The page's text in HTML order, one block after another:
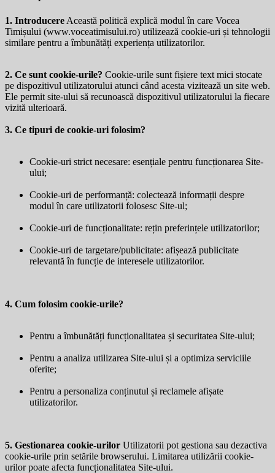
1. Introducere Această politică explică modul în care Vocea
Timișului (www.voceatimisului.ro) utilizează cookie-uri și tehnologii
similare pentru a îmbunătăți experiența utilizatorilor.
2. Ce sunt cookie-urile? Cookie-urile sunt fișiere text mici stocate
pe dispozitivul utilizatorului atunci când acesta vizitează un site web.
Ele permit site-ului să recunoască dispozitivul utilizatorului la fiecare
vizită ulterioară.
3. Ce tipuri de cookie-uri folosim?
Cookie-uri strict necesare: esențiale pentru funcționarea Site-
ului;
Cookie-uri de performanță: colectează informații despre
modul în care utilizatorii folosesc Site-ul;
Cookie-uri de funcționalitate: rețin preferințele utilizatorilor;
Cookie-uri de targetare/publicitate: afișează publicitate
relevantă în funcție de interesele utilizatorilor.
4. Cum folosim cookie-urile?
Pentru a îmbunătăți funcționalitatea și securitatea Site-ului;
Pentru a analiza utilizarea Site-ului și a optimiza serviciile
oferite;
Pentru a personaliza conținutul și reclamele afișate
utilizatorilor.
5. Gestionarea cookie-urilor Utilizatorii pot gestiona sau dezactiva
cookie-urile prin setările browserului. Limitarea utilizării cookie-
urilor poate afecta funcționalitatea Site-ului.